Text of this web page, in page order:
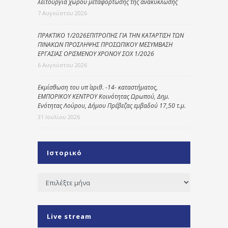
7 Αυγούστου 2026
ΠΡΑΚΤΙΚΟ 1/2026ΕΠΙΤΡΟΠΗΣ ΓΙΑ ΤΗΝ ΚΑΤΑΡΤΙΣΗ ΤΩΝ
ΠΙΝΑΚΩΝ ΠΡΟΣΛΗΨΗΣ ΠΡΟΣΩΠΙΚΟΥ ΜΕΣΥΜΒΑΣΗ
ΕΡΓΑΣΙΑΣ ΟΡΙΣΜΕΝΟΥ ΧΡΟΝΟΥ ΣΟΧ 1/2026
6 Αυγούστου 2026
Εκμίσθωση του υπ΄ αριθ. -14- καταστήματος,
ΕΜΠΟΡΙΚΟΥ ΚΕΝΤΡΟΥ Κοινότητας Ωρωπού, Δημ.
Ενότητας Λούρου, Δήμου Πρέβεζας εμβαδού 17,50 τ.μ.
31 Ιουλίου 2026
Ιστορικό
Ιστορικό
Live stream